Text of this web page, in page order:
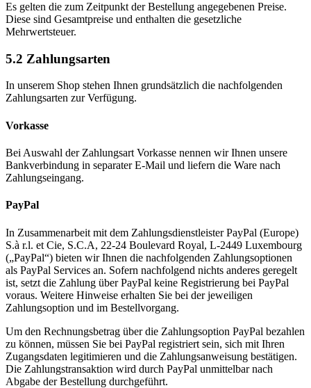
Es gelten die zum Zeitpunkt der Bestellung angegebenen Preise.
Diese sind Gesamtpreise und enthalten die gesetzliche
Mehrwertsteuer.
5.2 Zahlungsarten
In unserem Shop stehen Ihnen grundsätzlich die nachfolgenden
Zahlungsarten zur Verfügung.
Vorkasse
Bei Auswahl der Zahlungsart Vorkasse nennen wir Ihnen unsere
Bankverbindung in separater E-Mail und liefern die Ware nach
Zahlungseingang.
PayPal
In Zusammenarbeit mit dem Zahlungsdienstleister PayPal (Europe)
S.à r.l. et Cie, S.C.A, 22-24 Boulevard Royal, L-2449 Luxembourg
(„PayPal“) bieten wir Ihnen die nachfolgenden Zahlungsoptionen
als PayPal Services an. Sofern nachfolgend nichts anderes geregelt
ist, setzt die Zahlung über PayPal keine Registrierung bei PayPal
voraus. Weitere Hinweise erhalten Sie bei der jeweiligen
Zahlungsoption und im Bestellvorgang.
Um den Rechnungsbetrag über die Zahlungsoption PayPal bezahlen
zu können, müssen Sie bei PayPal registriert sein, sich mit Ihren
Zugangsdaten legitimieren und die Zahlungsanweisung bestätigen.
Die Zahlungstransaktion wird durch PayPal unmittelbar nach
Abgabe der Bestellung durchgeführt.